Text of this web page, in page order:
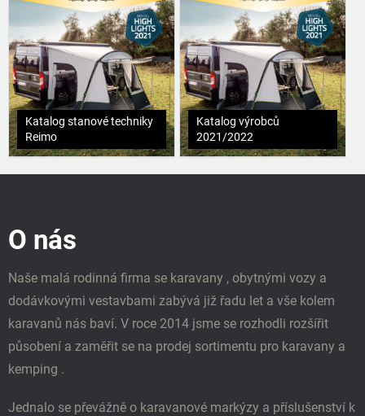
Katalog stanové techniky
Reimo
Katalog výrobců
2021/2022
O nás
Naše malá rodinná firma se karavany , obytnými vozy a
dodávkovými vestavbami zabývá již řadu let a vše kolem
karavanů nás baví. V roce 2014 jsme se rozhodli rozšířit
působení a zaměřit se na prodej sortimentu pro karavany a
kemping .
Jednalo se převážně o karavanové markýzy a příslušenství k